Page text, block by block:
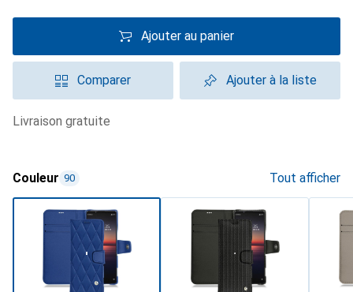
Ajouter au panier
Comparer Ajouter à la liste
livraison gratuite
Couleur 90 Tout afficher